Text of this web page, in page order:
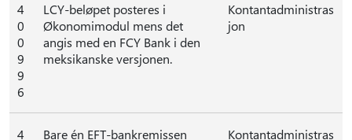
4
0
0
9
9
6
LCY-beløpet posteres i
Økonomimodul mens det
angis med en FCY Bank i den
meksikanske versjonen.
Kontantadministras
jon
4
Bare én EFT-bankremissen
Kontantadministras